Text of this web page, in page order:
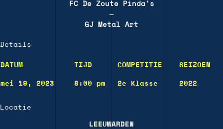
FC De Zoute Pinda’s
—
GJ Metal Art
Details
DATUM TIJD COMPETITIE SEIZOEN
mei 19, 2023 8:00 pm 2e Klasse 2022
Locatie
LEEUWARDEN